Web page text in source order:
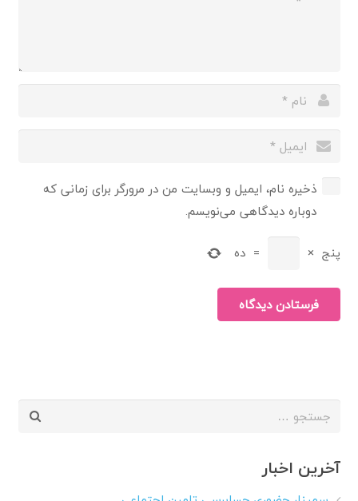
ذخیره نام، ایمیل و وبسایت من در مرورگر برای زمانی که
دوباره دیدگاهی می‌نویسم.
پنج ×
= ده
فرستادن دیدگاه
جستجو
آخرین اخبار